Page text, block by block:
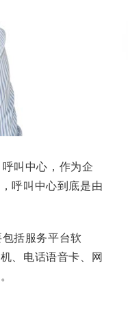
叫中心，作为企
呼叫中心到底是由
括服务平台软
、电话语音卡、网